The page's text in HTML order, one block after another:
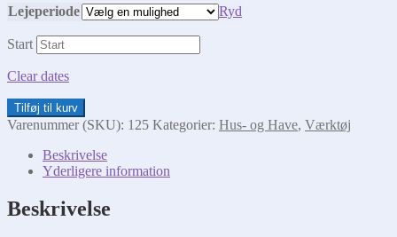
Lejeperiode Ryd
Start
Clear dates
Elektrisk
fliseskærer
Tilføj til kurv
Varenummer (SKU): 125 Kategorier: Hus- og Have, Værktøj
Beskrivelse
Yderligere information
Beskrivelse